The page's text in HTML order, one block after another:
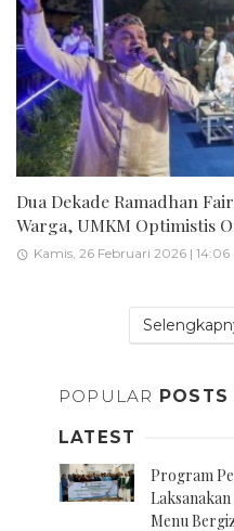
Dua Dekade Ramadhan
Warga, UMKM Optimistis
Kamis, 26 Februari 2026 | 14:06
POPULAR POSTS
LATEST
Program
Menu